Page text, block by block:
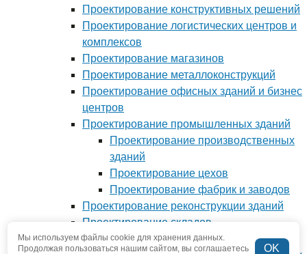
Мы используем файлы cookie для хранения данных.
Продолжая пользоваться нашим сайтом, вы соглашаетесь
OK
Проектирование конструктивных решений
Проектирование логистических центров и
комплексов
Проектирование магазинов
Проектирование металлоконструкций
Проектирование офисных зданий и бизнес
центров
Проектирование промышленных зданий
Проектирование производственных
зданий
Проектирование цехов
Проектирование фабрик и заводов
Проектирование реконструкции зданий
Проектирование складов
Проектирование спортивных сооружений